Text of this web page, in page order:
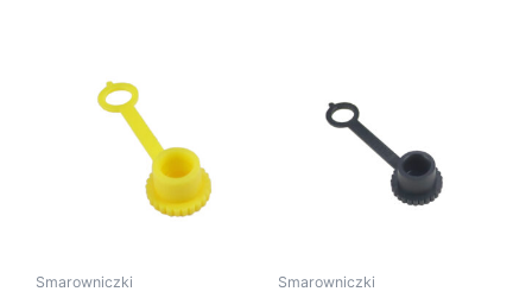
Smarowniczki Smarowniczki